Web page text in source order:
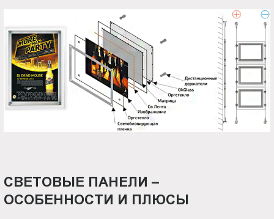
СВЕТОВЫЕ ПАНЕЛИ –
ОСОБЕННОСТИ И ПЛЮСЫ